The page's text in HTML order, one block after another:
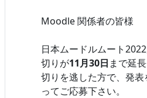
Moodle 関係者の皆様
日本ムードルムート
切りが11月30日 まで延
切りを逃した方で、発
ってご応募下さい。